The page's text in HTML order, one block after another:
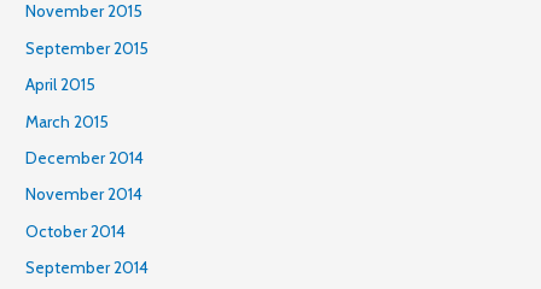
November 2015
September 2015
April 2015
March 2015
December 2014
November 2014
October 2014
September 2014